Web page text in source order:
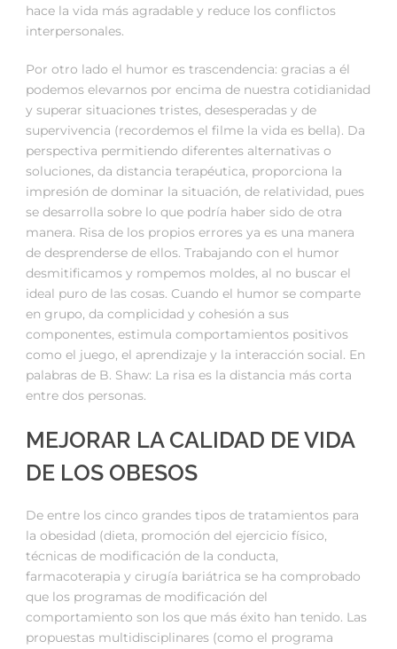
hace la vida más agradable y reduce los conflictos
interpersonales.
Por otro lado el humor es trascendencia: gracias a él
podemos elevarnos por encima de nuestra cotidianidad
y superar situaciones tristes, desesperadas y de
supervivencia (recordemos el filme la vida es bella). Da
perspectiva permitiendo diferentes alternativas o
soluciones, da distancia terapéutica, proporciona la
impresión de dominar la situación, de relatividad, pues
se desarrolla sobre lo que podría haber sido de otra
manera. Risa de los propios errores ya es una manera
de desprenderse de ellos. Trabajando con el humor
desmitificamos y rompemos moldes, al no buscar el
ideal puro de las cosas. Cuando el humor se comparte
en grupo, da complicidad y cohesión a sus
componentes, estimula comportamientos positivos
como el juego, el aprendizaje y la interacción social. En
palabras de B. Shaw: La risa es la distancia más corta
entre dos personas.
MEJORAR LA CALIDAD DE VIDA
DE LOS OBESOS
De entre los cinco grandes tipos de tratamientos para
la obesidad (dieta, promoción del ejercicio físico,
técnicas de modificación de la conducta,
farmacoterapia y cirugía bariátrica se ha comprobado
que los programas de modificación del
comportamiento son los que más éxito han tenido. Las
propuestas multidisciplinares (como el programa